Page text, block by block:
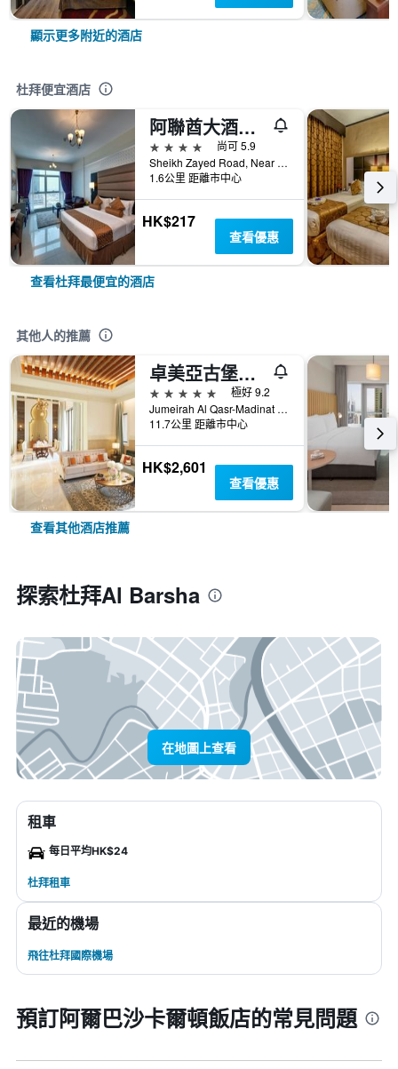
顯示更多附近的酒店
杜拜便宜酒店
阿聯酋大酒店公寓 - 杜拜
4星級
尚可 5.9
Sheikh Zayed Road, Near Financial Metro Station, 00, 杜拜, 阿拉伯聯合大公國
1.6公里 距離市中心
HK$217
查看優惠
查看杜拜最便宜的酒店
其他人的推薦
卓美亞古堡酒店 - 皇宫
5星級
極好 9.2
Jumeirah Al Qasr-Madinat Jumeirah, PO Box 75157, 杜拜, 阿拉伯聯合大公國
11.7公里 距離市中心
HK$2,601
查看優惠
查看其他酒店推薦
探索杜拜Al Barsha
在地圖上查看
租車
每日平均HK$24
杜拜租車
最近的機場
飛往杜拜國際機場
預訂阿爾巴沙卡爾頓飯店的常見問題